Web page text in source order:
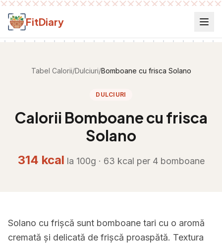
Salt la conținut
FitDiary
Tabel Calorii/Dulciuri/Bomboane cu frisca Solano
DULCIURI
Calorii Bomboane cu frisca
Solano
314 kcal la 100g · 63 kcal per 4 bomboane
Solano cu frișcă sunt bomboane tari cu o aromă
cremată și delicată de frișcă proaspătă. Textura